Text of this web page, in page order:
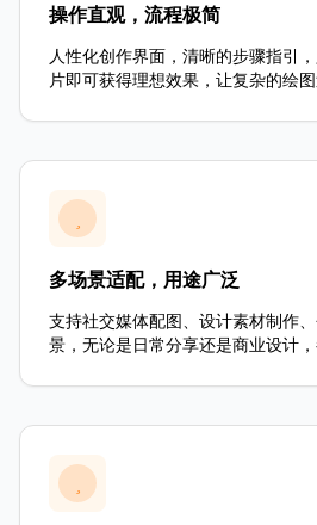
操作直观，流程极简
人性化创作界面，清晰的步骤指引
片即可获得理想效果，让复杂的绘图
多场景适配，用途广泛
支持社交媒体配图、设计素材制作
景，无论是日常分享还是商业设计，